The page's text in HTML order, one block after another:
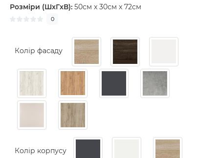
Розміри (ШxГxВ): 50см x 30см x 72см
0
Колір фасаду
Колір корпусу